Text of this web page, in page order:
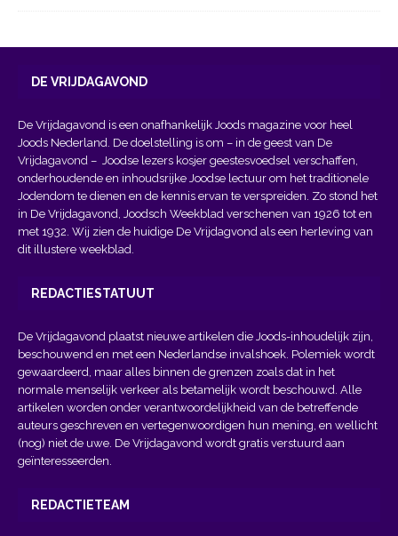
DE VRIJDAGAVOND
De Vrijdagavond is een onafhankelijk Joods magazine voor heel
Joods Nederland. De doelstelling is om – in de geest van De
Vrijdagavond – Joodse lezers kosjer geestesvoedsel verschaffen,
onderhoudende en inhoudsrijke Joodse lectuur om het traditionele
Jodendom te dienen en de kennis ervan te verspreiden. Zo stond het
in De Vrijdagavond, Joodsch Weekblad verschenen van 1926 tot en
met 1932. Wij zien de huidige De Vrijdagvond als een herleving van
dit illustere weekblad.
REDACTIESTATUUT
De Vrijdagavond plaatst nieuwe artikelen die Joods-inhoudelijk zijn,
beschouwend en met een Nederlandse invalshoek. Polemiek wordt
gewaardeerd, maar alles binnen de grenzen zoals dat in het
normale menselijk verkeer als betamelijk wordt beschouwd. Alle
artikelen worden onder verantwoordelijkheid van de betreffende
auteurs geschreven en vertegenwoordigen hun mening, en wellicht
(nog) niet de uwe. De Vrijdagavond wordt gratis verstuurd aan
geïnteresseerden.
REDACTIETEAM